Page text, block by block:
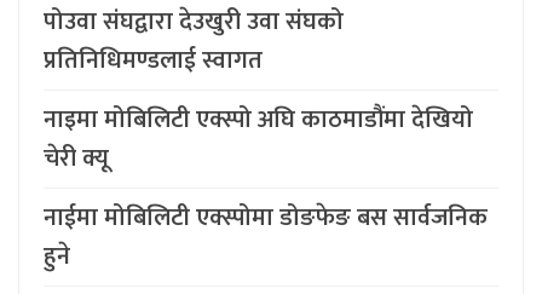
पोउवा संघद्वारा देउखुरी उवा संघको
प्रतिनिधिमण्डलाई स्वागत
नाइमा मोबिलिटी एक्स्पो अघि काठमाडौंमा देखियो
चेरी क्यू
नाईमा मोबिलिटी एक्स्पोमा डोङफेङ बस सार्वजनिक
हुने